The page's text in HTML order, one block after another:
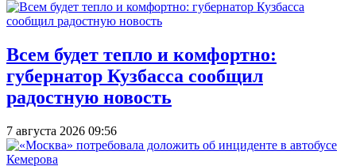
Всем будет тепло и комфортно:
губернатор Кузбасса сообщил
радостную новость
7 августа 2026 09:56